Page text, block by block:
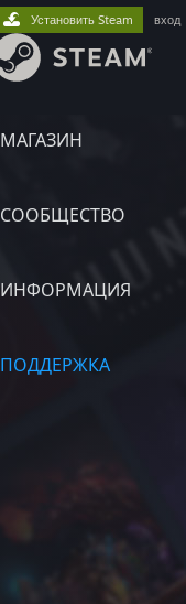
МАГАЗИН
СООБЩЕСТВО
ИНФОРМАЦИЯ
ПОДДЕРЖКА
Установить Steam вход